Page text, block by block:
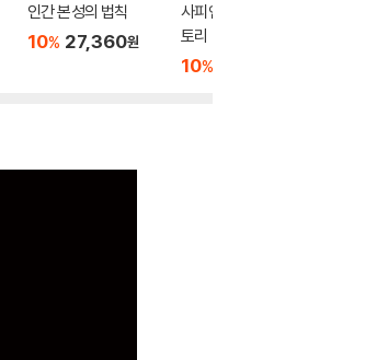
인간 본성의 법칙
10% 27,360원
사피엔스: 그래픽 히스
토리
10%